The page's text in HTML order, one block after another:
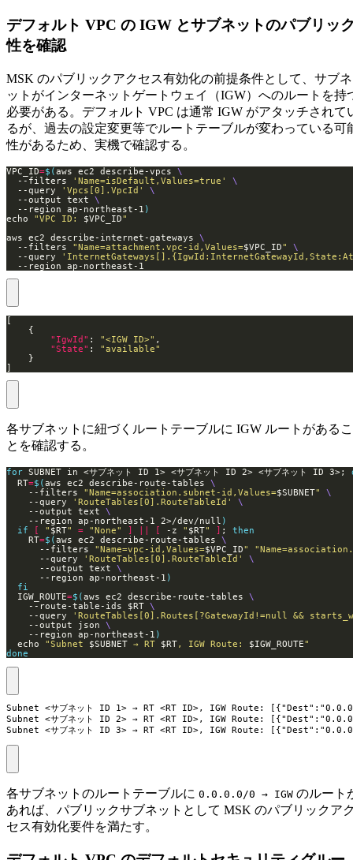
デフォルト VPC の IGW とサブネットのパブリッ
性を確認
MSK のパブリックアクセス有効化の前提条件として、サブネ
ットがインターネットゲートウェイ（IGW）へのルートを持
必要がある。デフォルト VPC は通常 IGW がアタッチされて
るが、過去の設定変更等でルートテーブルが変わっている可
性があるため、実機で確認する。
VPC_ID=$(aws ec2 describe-vpcs
  --filters
'Name=isDefault,Values=true'
  --query
'Vpcs[0].VpcId'
  --output text
  --region ap-northeast-1
)
echo "VPC ID: $VPC_ID"
aws ec2 describe-internet-gateways
  --filters
"Name=attachment.vpc-id,Values=$VPC_ID"
  --query
  --region ap-northeast-1
"IgwId" : "<IGW ID>"
"State" : "available"
]
各サブネットに紐づくルートテーブルに IGW ルートがあるこ
とを確認する。
for SUBNET in <サブネット ID 1> <サブネット ID 2> <サブネット ID 3>;
  RT
=$(aws ec2 describe-route-tables
    --filters
"Name=association.subnet-id,Values=$SUBNET"
    --query
'RouteTables[0].RouteTableId'
    --output text
    --region ap-northeast-1 2>/dev/null
)
if
[ " $RT" = "None" ] [ -z " $RT" ] ; then
    RT
=$(aws ec2 describe-route-tables
      --filters
"Name=vpc-id,Values=$VPC_ID"
      --query
'RouteTables[0].RouteTableId'
      --output text
      --region ap-northeast-1
)
fi
  IGW_ROUTE
=$(aws ec2 describe-route-tables
    --route-table-ids $RT
    --query
'RouteTables[0].Routes[?GatewayId!=null &&
    --output json
    --region ap-northeast-1
)
  echo
"Subnet $SUBNET → RT $RT, IGW Route: $IGW_ROUTE"
done
Subnet <サブネット ID 1> → RT <RT ID>, IGW Route:
Subnet <サブネット ID 2> → RT <RT ID>, IGW Route:
Subnet <サブネット ID 3> → RT <RT ID>, IGW Route:
各サブネットのルートテーブルに 0.0.0.0/0 → IGW のルート
あれば、パブリックサブネットとして MSK のパブリックア
セス有効化要件を満たす。